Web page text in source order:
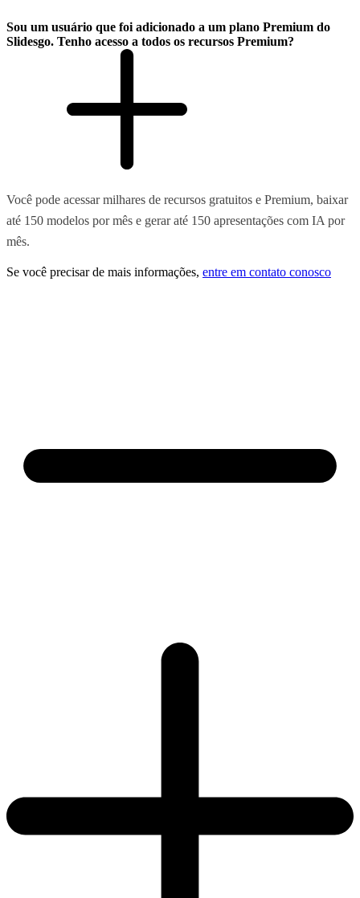
Sou um usuário que foi adicionado a um plano Premium do
Slidesgo. Tenho acesso a todos os recursos Premium?
Você pode acessar milhares de recursos gratuitos e Premium, baixar
até 150 modelos por mês e gerar até 150 apresentações com IA por
mês.
Se você precisar de mais informações, entre em contato conosco